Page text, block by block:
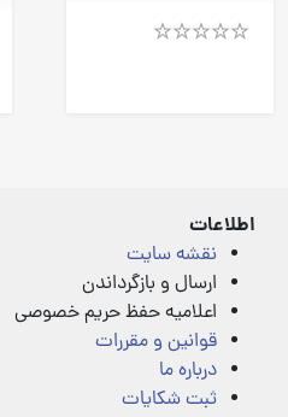
اطلاعات
نقشه سایت
ارسال و بازگرداندن
اعلامیه حفظ حریم خصوصی
قوانین و مقررات
درباره ما
ثبت شکایات